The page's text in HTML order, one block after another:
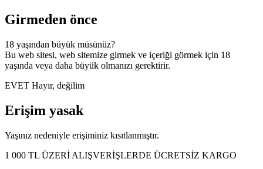
Girmeden önce
18 yaşından büyük müsünüz?
Bu web sitesi, web sitemize girmek ve içeriği görmek için 18
yaşında veya daha büyük olmanızı gerektirir.
EVET Hayır, değilim
Erişim yasak
Yaşınız nedeniyle erişiminiz kısıtlanmıştır.
1 000 TL ÜZERİ ALIŞVERİŞLERDE ÜCRETSİZ KARGO